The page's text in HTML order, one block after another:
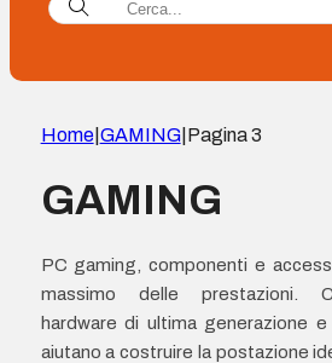
Home| GAMING| Pagina 3
GAMING
PC gaming, componenti e
massimo delle prestazioni.
hardware di ultima generazione
aiutano a costruire la postazione